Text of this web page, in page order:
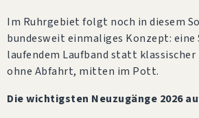
Im Ruhrgebiet folgt noch in diesem
bundesweit einmaliges Konzept:
laufendem Laufband statt klassischer
ohne Abfahrt, mitten im Pott.
Die wichtigsten Neuzugänge 2026